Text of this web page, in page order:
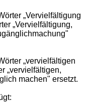
„Vervielfältigung
„Vervielfältigung,
„vervielfältigen
„vervielfältigen,
machen" ersetzt.